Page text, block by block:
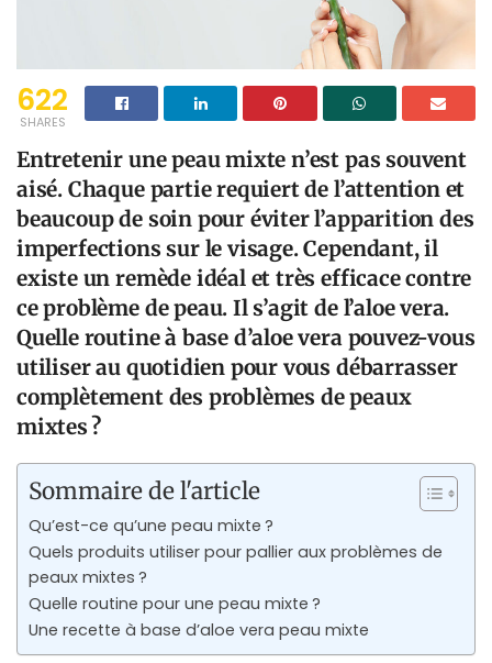
622
SHARES
Entretenir une peau mixte n’est pas souvent
aisé. Chaque partie requiert de l’attention et
beaucoup de soin pour éviter l’apparition des
imperfections sur le visage. Cependant, il
existe un remède idéal et très efficace contre
ce problème de peau. Il s’agit de l’aloe vera.
Quelle routine à base d’aloe vera pouvez-vous
utiliser au quotidien pour vous débarrasser
complètement des problèmes de peaux
mixtes ?
Sommaire de l'article
Qu’est-ce qu’une peau mixte ?
Quels produits utiliser pour pallier aux problèmes de
peaux mixtes ?
Quelle routine pour une peau mixte ?
Une recette à base d’aloe vera peau mixte